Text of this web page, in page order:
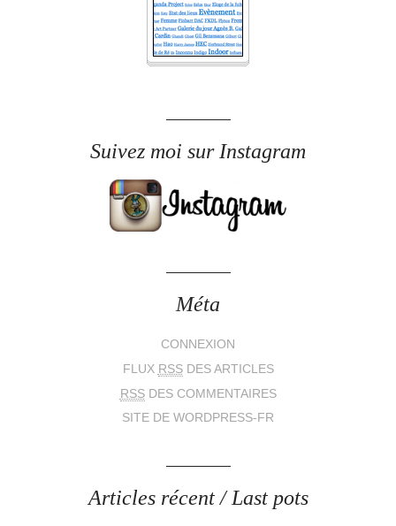
Suivez moi sur Instagram
Méta
CONNEXION
FLUX RSSDES ARTICLES
RSSDES COMMENTAIRES
SITE DE WORDPRESS-FR
Articles récent / Last pots